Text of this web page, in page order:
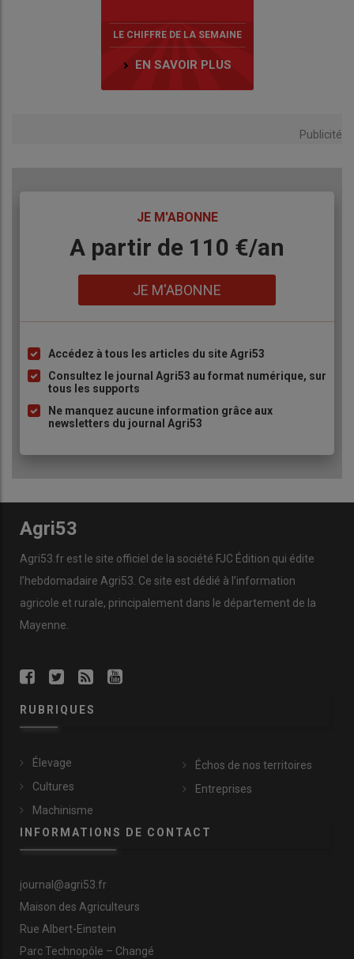
LE CHIFFRE DE LA SEMAINE
EN SAVOIR PLUS
Publicité
JE M'ABONNE
BodyA partir de 110 €/an
JE M'ABONNE
Liste
à
puce
Accédez à tous les articles du site Agri53
Consultez le journal Agri53 au format numérique, sur
tous les supports
Ne manquez aucune information grâce aux
newsletters du journal Agri53
Agri53
Agri53.fr est le site officiel de la société FJC Édition qui édite
l’hebdomadaire Agri53. Ce site est dédié à l’information
agricole et rurale, principalement dans le département de la
Mayenne.
RUBRIQUES
Élevage
Cultures
Machinisme
Échos de nos territoires
Entreprises
INFORMATIONS DE CONTACT
journal@agri53.fr
Maison des Agriculteurs
Rue Albert-Einstein
Parc Technopôle – Changé